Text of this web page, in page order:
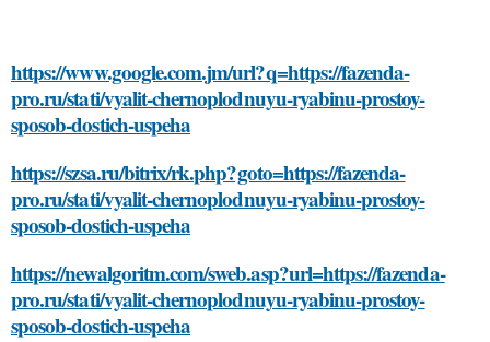
https://www.google.com.jm/url?q=https://fazenda-
pro.ru/stati/vyalit-chernoplodnuyu-ryabinu-prostoy-
sposob-dostich-uspeha
https://szsa.ru/bitrix/rk.php?goto=https://fazenda-
pro.ru/stati/vyalit-chernoplodnuyu-ryabinu-prostoy-
sposob-dostich-uspeha
https://newalgoritm.com/sweb.asp?url=https://fazenda-
pro.ru/stati/vyalit-chernoplodnuyu-ryabinu-prostoy-
sposob-dostich-uspeha